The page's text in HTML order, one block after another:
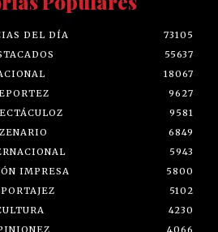
DEL DÍA
73105
55637
18067
9627
9581
6849
5943
IMPRESA
5800
5102
4230
4066